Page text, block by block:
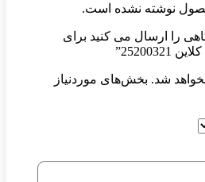
نشده است.
می کنید برای
بخش‌های موردنیاز